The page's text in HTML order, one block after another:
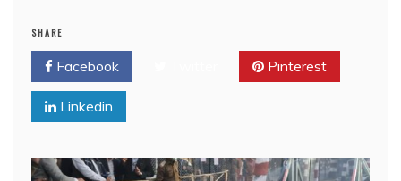
SHARE
Facebook Pinterest
Linkedin